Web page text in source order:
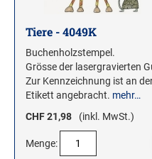
Tiere - 4049K
Buchenholzstempel.
Grösse der lasergravierten
Zur Kennzeichnung ist an
Etikett angebracht. mehr…
CHF 21,98
(inkl. MwSt.)
Menge: